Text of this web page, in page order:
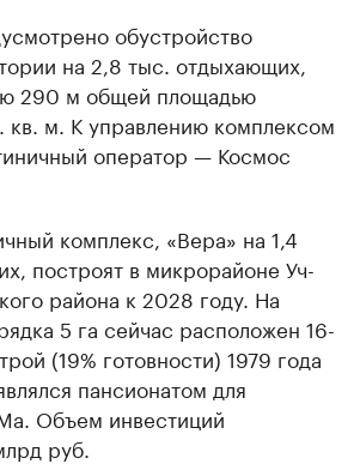
обустройство
на 2,8 тыс. отдыхающих,
290 м общей площадью
кв. м. К управлению комплексом
оператор — Космос
комплекс, «Вера» на 1,4
построят в микрорайоне Уч-
района к 2028 году. На
5 га сейчас расположен 16-
(19% готовности) 1979 года
пансионатом для
Объем инвестиций
руб.